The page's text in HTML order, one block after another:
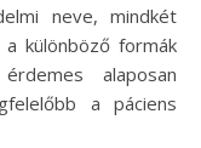
neve, mindkét
különböző formák
alaposan
a páciens